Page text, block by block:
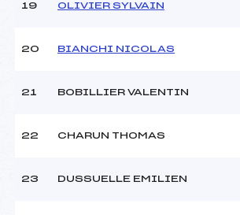
19 OLIVIER SYLVAIN
20 BIANCHI NICOLAS
21 BOBILLIER VALENTIN
22 CHARUN THOMAS
23 DUSSUELLE EMILIEN